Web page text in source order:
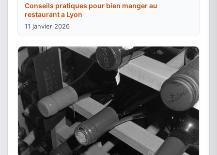
Conseils pratiques pour bien manger au
restaurant a Lyon
11 janvier 2026